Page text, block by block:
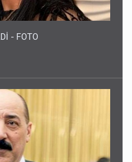
- FOTO